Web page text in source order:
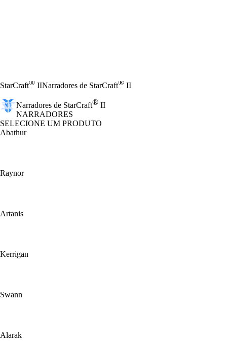
StarCraft® IINarradores de StarCraft® II
Narradores de StarCraft® II
NARRADORES
SELECIONE UM PRODUTO
Abathur
Raynor
Artanis
Kerrigan
Swann
Alarak